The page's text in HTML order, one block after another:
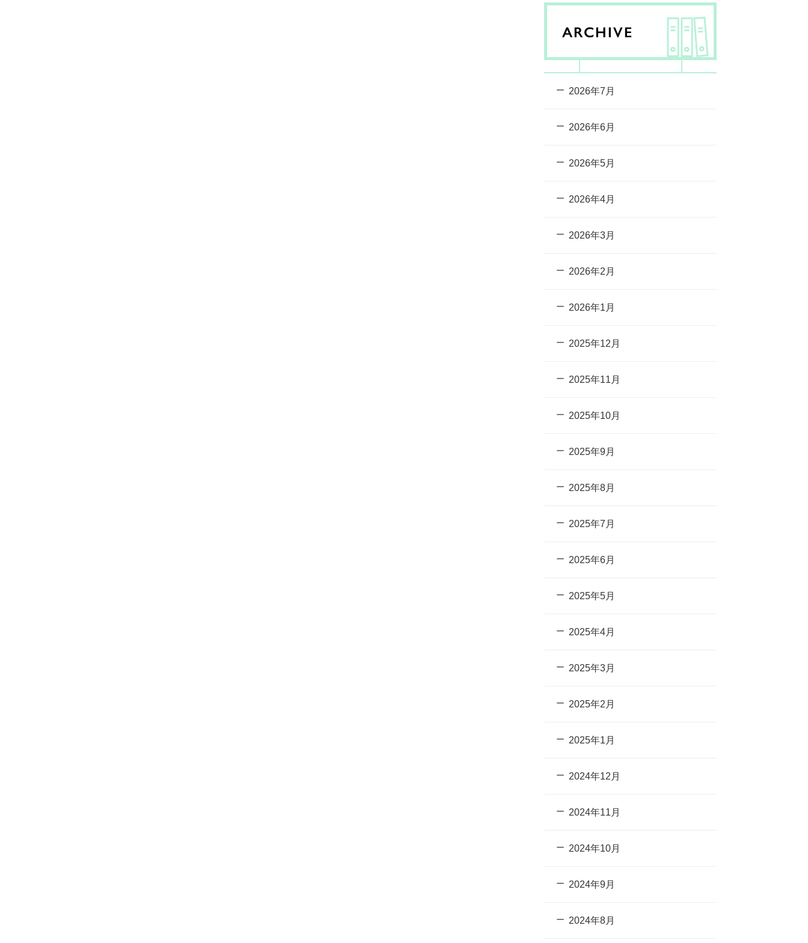
ARCHIVE
2026年7月
2026年6月
2026年5月
2026年4月
2026年3月
2026年2月
2026年1月
2025年12月
2025年11月
2025年10月
2025年9月
2025年8月
2025年7月
2025年6月
2025年5月
2025年4月
2025年3月
2025年2月
2025年1月
2024年12月
2024年11月
2024年10月
2024年9月
2024年8月